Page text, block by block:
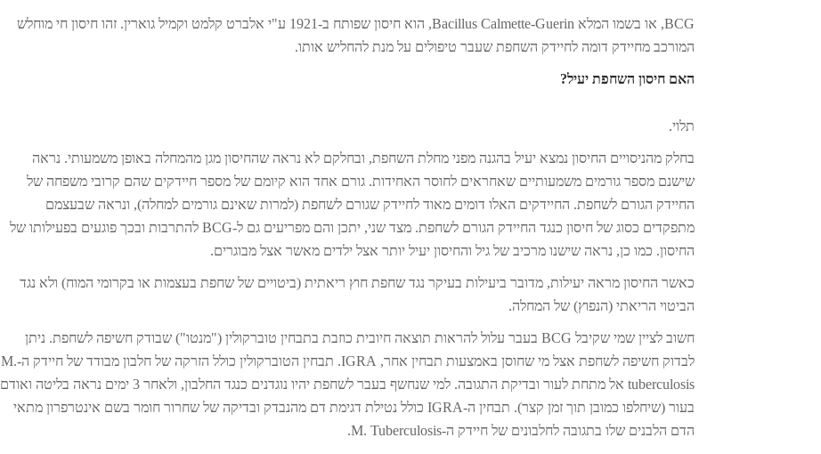
BCG, או בשמו המלא Bacillus Calmette-Guerin, הוא חיסון שפותח ב-1921 ע"י אלברט קלמט וקמיל גוארין. זהו חיסון חי מוחלש
המורכב מחיידק דומה לחיידק השחפת שעבר טיפולים על מנת להחליש אותו.
האם חיסון השחפת יעיל?
תלוי.
בחלק מהניסויים החיסון נמצא יעיל בהגנה מפני מחלת השחפת, ובחלקם לא נראה שהחיסון מגן מהמחלה באופן משמעותי. נראה
שישנם מספר גורמים משמעותיים שאחראים לחוסר האחידות. גורם אחד הוא קיומם של מספר חיידקים שהם קרובי משפחה של
החיידק הגורם לשחפת. החיידקים האלו דומים מאוד לחיידק שגורם לשחפת (למרות שאינם גורמים למחלה), ונראה שבעצמם
מתפקדים כסוג של חיסון כנגד החיידק הגורם לשחפת. מצד שני, יתכן והם מפריעים גם ל-BCG להתרבות ובכך פוגעים בפעילותו של
החיסון. כמו כן, נראה שישנו מרכיב של גיל והחיסון יעיל יותר אצל ילדים מאשר אצל מבוגרים.
כאשר החיסון מראה יעילות, מדובר ביעילות בעיקר נגד שחפת חוץ ריאתית (ביטויים של שחפת בעצמות או בקרומי המוח) ולא נגד
הביטוי הריאתי (הנפוץ) של המחלה.
חשוב לציין שמי שקיבל BCG בעבר עלול להראות תוצאה חיובית כוזבת בתבחין טוברקולין ("מנטו") שבודק חשיפה לשחפת. ניתן
לבדוק חשיפה לשחפת אצל מי שחוסן באמצעות תבחין אחר, IGRA. תבחין הטוברקולין כולל הזרקה של חלבון מבודד של חיידק ה-M.
tuberculosis אל מתחת לעור ובדיקת התגובה. למי שנחשף בעבר לשחפת יהיו נוגדנים כנגד החלבון, ולאחר 3 ימים נראה בליטה ואודם
בעור (שיחלפו כמובן תוך זמן קצר). תבחין ה-IGRA כולל נטילת דגימת דם מהנבדק ובדיקה של שחרור חומר בשם אינטרפרון מתאי
הדם הלבנים שלו בתגובה לחלבונים של חיידק ה-M. Tuberculosis.